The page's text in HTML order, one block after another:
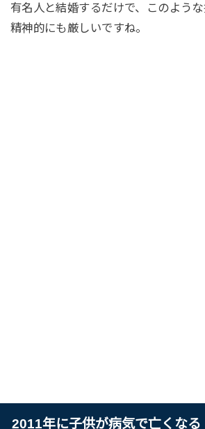
有名人と結婚するだけで、このよう
精神的にも厳しいですね。
2011年に子供が病気で亡くなる